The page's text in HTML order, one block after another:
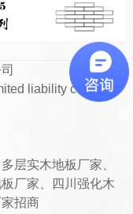
liability company
层实木地板厂家、
厂家、四川强化木
招商